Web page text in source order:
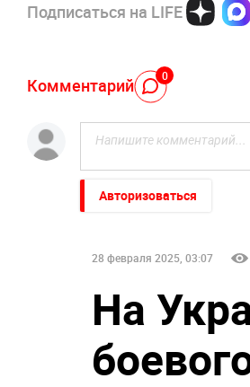
Подписаться на LIFE
Комментарий 0
Авторизоваться
28 февраля 2025, 03:07
На